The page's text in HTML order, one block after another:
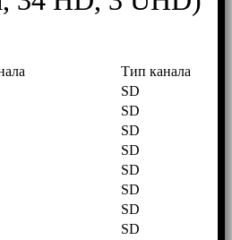
Тип канала
SD
SD
SD
SD
SD
SD
SD
SD